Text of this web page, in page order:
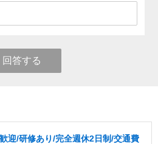
回答する
迎/研修あり/完全週休2日制/交通費